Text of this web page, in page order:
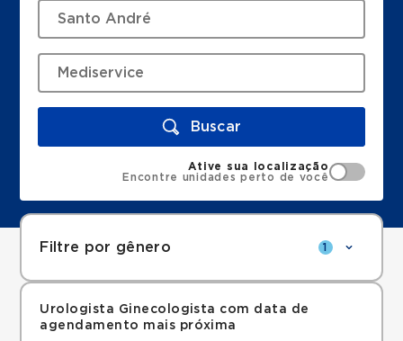
Buscar
Ative sua localização
Encontre unidades perto de você
Filtre por gênero 1
Urologista Ginecologista com data de
agendamento mais próxima